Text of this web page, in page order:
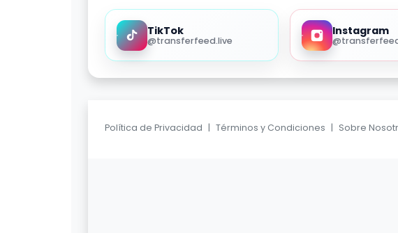
TikTok
@transferfeed.live
Instagram
Política de Privacidad | Términos y Condiciones | Sobre